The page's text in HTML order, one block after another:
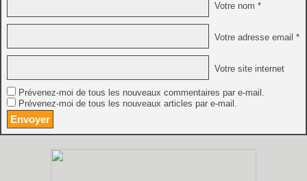
Votre nom *
Votre adresse email *
Votre site internet
Prévenez-moi de tous les nouveaux commentaires par e-mail.
Prévenez-moi de tous les nouveaux articles par e-mail.